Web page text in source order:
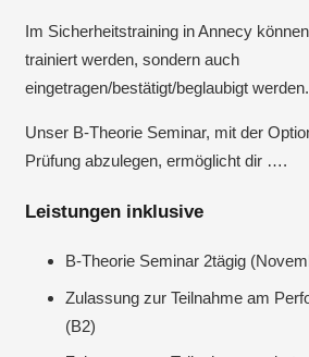
Im Sicherheitstraining in Annecy
trainiert werden, sondern auch
eingetragen/bestätigt/beglaubigt werden.
Unser B-Theorie Seminar, mit der
Prüfung abzulegen, ermöglicht dir ….
Leistungen inklusive
B-Theorie Seminar 2tägig
Zulassung zur Teilnahme am
(B2)